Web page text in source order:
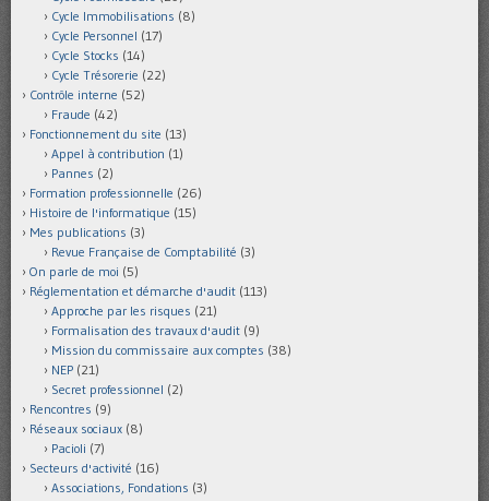
Cycle Immobilisations (8)
Cycle Personnel (17)
Cycle Stocks (14)
Cycle Trésorerie (22)
Contrôle interne (52)
Fraude (42)
Fonctionnement du site (13)
Appel à contribution (1)
Pannes (2)
Formation professionnelle (26)
Histoire de l'informatique (15)
Mes publications (3)
Revue Française de Comptabilité (3)
On parle de moi (5)
Réglementation et démarche d'audit (113)
Approche par les risques (21)
Formalisation des travaux d'audit (9)
Mission du commissaire aux comptes (38)
NEP (21)
Secret professionnel (2)
Rencontres (9)
Réseaux sociaux (8)
Pacioli (7)
Secteurs d'activité (16)
Associations, Fondations (3)